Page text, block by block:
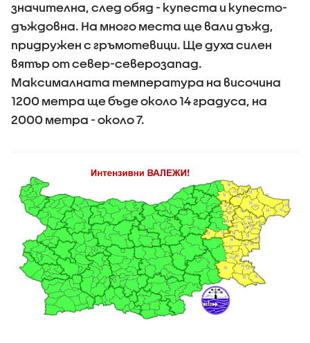
значителна, след обяд - купеста и купесто-
дъждовна. На много места ще вали дъжд,
придружен с гръмотевици. Ще духа силен
вятър от север-северозапад.
Максималната температура на височина
1200 метра ще бъде около 14 градуса, на
2000 метра - около 7.